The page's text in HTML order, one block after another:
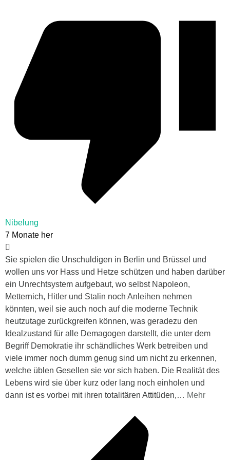
Nibelung
7 Monate her
Sie spielen die Unschuldigen in Berlin und Brüssel und
wollen uns vor Hass und Hetze schützen und haben darüber
ein Unrechtsystem aufgebaut, wo selbst Napoleon,
Metternich, Hitler und Stalin noch Anleihen nehmen
könnten, weil sie auch noch auf die moderne Technik
heutzutage zurückgreifen können, was geradezu den
Idealzustand für alle Demagogen darstellt, die unter dem
Begriff Demokratie ihr schändliches Werk betreiben und
viele immer noch dumm genug sind um nicht zu erkennen,
welche üblen Gesellen sie vor sich haben. Die Realität des
Lebens wird sie über kurz oder lang noch einholen und
dann ist es vorbei mit ihren totalitären Attitüden,… Mehr